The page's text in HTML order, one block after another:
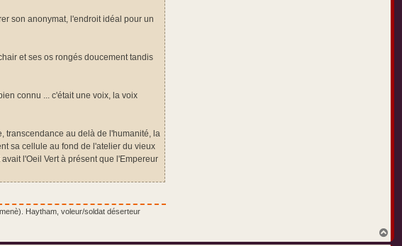
son anonymat, l'endroit idéal pour un
et ses os rongés doucement tandis
connu ... c'était une voix, la voix
transcendance au delà de l'humanité, la
sa cellule au fond de l'atelier du vieux
l'Oeil Vert à présent que l'Empereur
Haytham, voleur/soldat déserteur
a